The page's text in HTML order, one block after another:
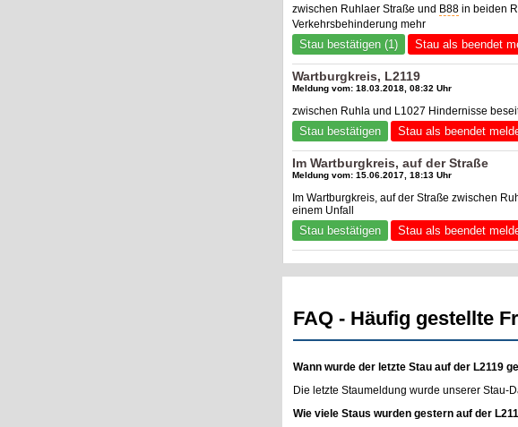
zwischen Ruhlaer Straße und B88 in beiden
Verkehrsbehinderung mehr
Stau bestätigen (1) Stau als beendet
Wartburgkreis, L2119
Meldung vom: 18.03.2018, 08:32 Uhr
zwischen Ruhla und L1027 Hindernisse
Stau bestätigen Stau als beendet
Im Wartburgkreis, auf der Straße
Meldung vom: 15.06.2017, 18:13 Uhr
Im Wartburgkreis, auf der Straße zwischen
einem Unfall
Stau bestätigen Stau als beendet
FAQ - Häufig gestellte
Wann wurde der letzte Stau auf der L2119
Die letzte Staumeldung wurde unserer Stau-
Wie viele Staus wurden gestern auf der